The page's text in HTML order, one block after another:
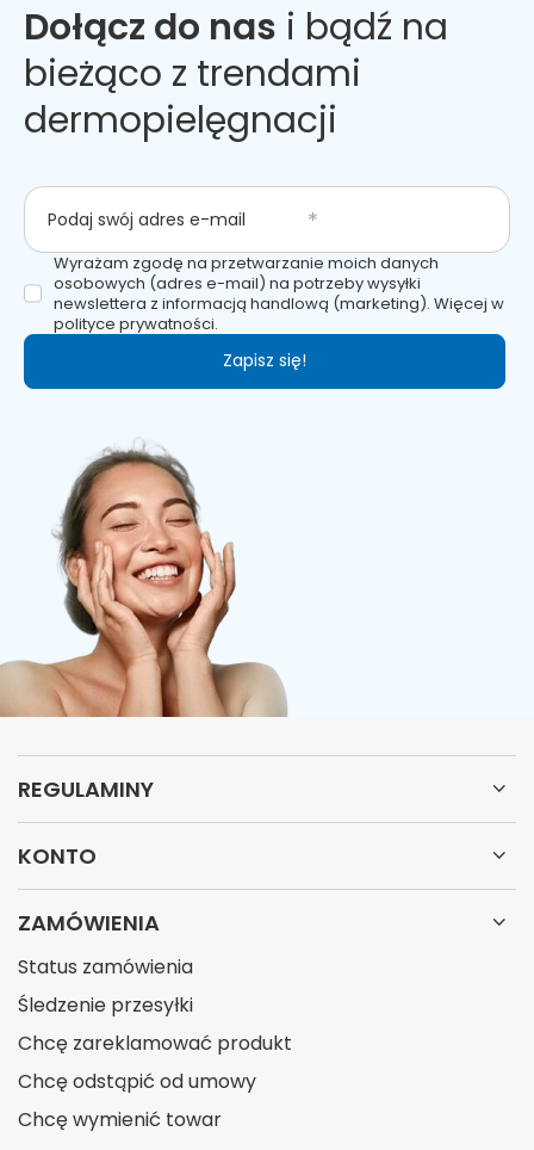
Dołącz do nas i bądź na
bieżąco z trendami
dermopielęgnacji
Podaj swój adres e-mail
Wyrażam zgodę na przetwarzanie moich danych
osobowych (adres e-mail) na potrzeby wysyłki
newslettera z informacją handlową (marketing). Więcej w
polityce prywatności.
Zapisz się!
REGULAMINY
KONTO
ZAMÓWIENIA
Status zamówienia
Śledzenie przesyłki
Chcę zareklamować produkt
Chcę odstąpić od umowy
Chcę wymienić towar